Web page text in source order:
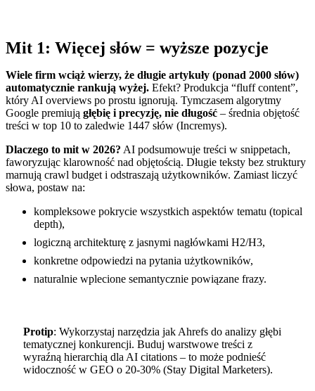
Mit 1: Więcej słów = wyższe pozycje
Wiele firm wciąż wierzy, że długie artykuły (ponad 2000 słów)
automatycznie rankują wyżej. Efekt? Produkcja “fluff content”,
który AI overviews po prostu ignorują. Tymczasem algorytmy
Google premiują głębię i precyzję, nie długość – średnia objętość
treści w top 10 to zaledwie 1447 słów (Incremys).
Dlaczego to mit w 2026? AI podsumowuje treści w snippetach,
faworyzując klarowność nad objętością. Długie teksty bez struktury
marnują crawl budget i odstraszają użytkowników. Zamiast liczyć
słowa, postaw na:
kompleksowe pokrycie wszystkich aspektów tematu (topical
depth),
logiczną architekturę z jasnymi nagłówkami H2/H3,
konkretne odpowiedzi na pytania użytkowników,
naturalnie wplecione semantycznie powiązane frazy.
Protip: Wykorzystaj narzędzia jak Ahrefs do analizy głębi
tematycznej konkurencji. Buduj warstwowe treści z
wyraźną hierarchią dla AI citations – to może podnieść
widoczność w GEO o 20-30% (Stay Digital Marketers).